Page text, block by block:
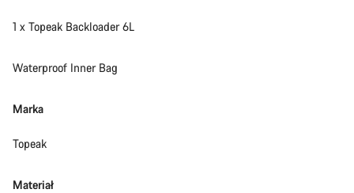
1 x Topeak Backloader 6L
Waterproof Inner Bag
Marka
Topeak
Materiał